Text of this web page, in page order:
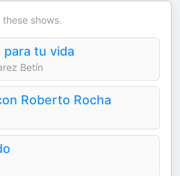
shows.
tu vida
Betín
Roberto Rocha